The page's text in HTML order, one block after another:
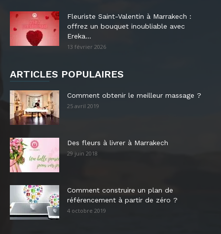
Fleuriste Saint-Valentin à Marrakech :
offrez un bouquet inoubliable avec
Ereka...
13 février 2026
ARTICLES POPULAIRES
Comment obtenir le meilleur massage ?
25 avril 2019
Des fleurs à livrer à Marrakech
29 juin 2018
Comment construire un plan de
référencement à partir de zéro ?
4 octobre 2019